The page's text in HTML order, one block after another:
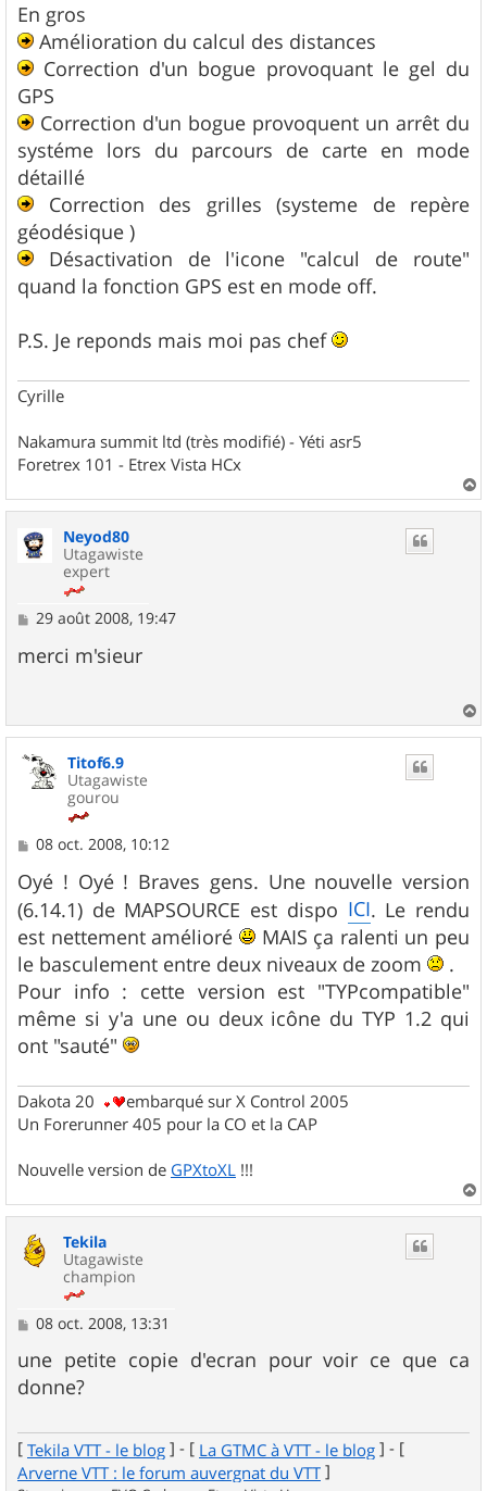
En gros
Amélioration du calcul des distances
Correction d'un bogue provoquant le gel du
GPS
Correction d'un bogue provoquent un arrêt du
systéme lors du parcours de carte en mode
détaillé
Correction des grilles (systeme de repère
géodésique )
Désactivation de l'icone "calcul de route"
quand la fonction GPS est en mode off.
P.S. Je reponds mais moi pas chef
Cyrille
Nakamura summit ltd (très modifié) - Yéti asr5
Foretrex 101 - Etrex Vista HCx
a
Neyod80
Utagawiste
expert
M
s
s
e
29 août 2008, 19:47
merci m'sieur
a
Titof6.9
Utagawiste
gourou
M
s
s
a
g
e
08 oct. 2008, 10:12
Oyé ! Oyé ! Braves gens. Une nouvelle version
(6.14.1) de MAPSOURCE est dispo ICI. Le rendu
est nettement amélioré
MAIS ça ralenti un peu
le basculement entre deux niveaux de zoom
.
Pour info : cette version est "TYPcompatible"
même si y'a une ou deux icône du TYP 1.2 qui
ont "sauté"
Dakota 20
embarqué sur X Control 2005
Un Forerunner 405 pour la CO et la CAP
Nouvelle version de GPXtoXL !!!
a
Tekila
Utagawiste
champion
M
s
s
a
08 oct. 2008, 13:31
une petite copie d'ecran pour voir ce que ca
donne?
[ Tekila VTT - le blog ] - [ La GTMC à VTT - le blog ] - [
Arverne VTT : le forum auvergnat du VTT ]